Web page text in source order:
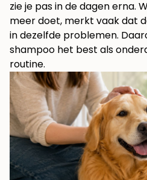
zie je pas in de dagen erna.
meer doet, merkt vaak dat
in dezelfde problemen.
shampoo het best als
routine.